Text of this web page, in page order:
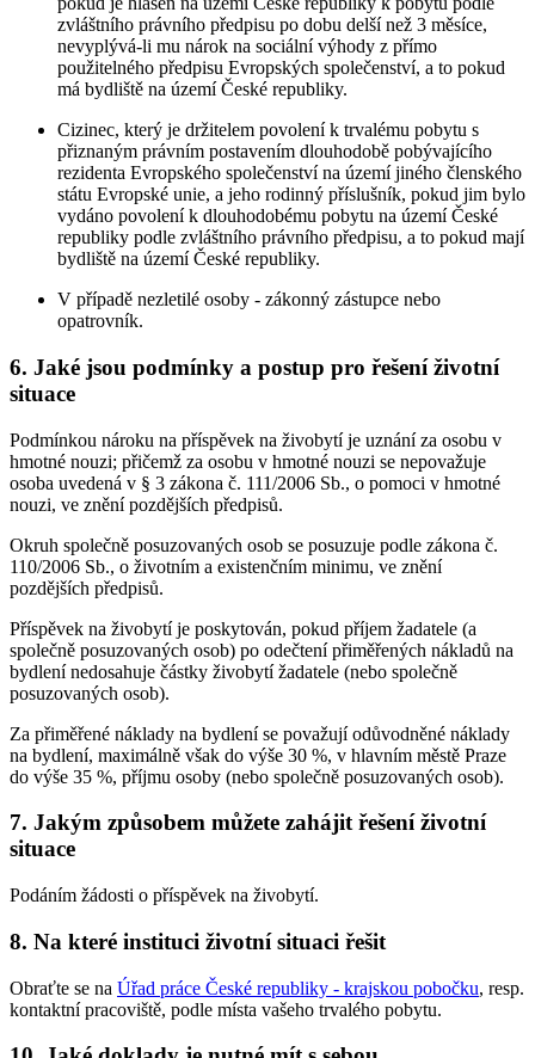
zvláštního právního předpisu po dobu delší než 3 měsíce,
nevyplývá-li mu nárok na sociální výhody z přímo
použitelného předpisu Evropských společenství, a to pokud
má bydliště na území České republiky.
Cizinec, který je držitelem povolení k trvalému pobytu s
přiznaným právním postavením dlouhodobě pobývajícího
rezidenta Evropského společenství na území jiného členského
státu Evropské unie, a jeho rodinný příslušník, pokud jim bylo
vydáno povolení k dlouhodobému pobytu na území České
republiky podle zvláštního právního předpisu, a to pokud mají
bydliště na území České republiky.
V případě nezletilé osoby - zákonný zástupce nebo
opatrovník.
6. Jaké jsou podmínky a postup pro řešení životní
situace
Podmínkou nároku na příspěvek na živobytí je uznání za osobu v
hmotné nouzi; přičemž za osobu v hmotné nouzi se nepovažuje
osoba uvedená v § 3 zákona č. 111/2006 Sb., o pomoci v hmotné
nouzi, ve znění pozdějších předpisů.
Okruh společně posuzovaných osob se posuzuje podle zákona č.
110/2006 Sb., o životním a existenčním minimu, ve znění
pozdějších předpisů.
Příspěvek na živobytí je poskytován, pokud příjem žadatele (a
společně posuzovaných osob) po odečtení přiměřených nákladů na
bydlení nedosahuje částky živobytí žadatele (nebo společně
posuzovaných osob).
Za přiměřené náklady na bydlení se považují odůvodněné náklady
na bydlení, maximálně však do výše 30 %, v hlavním městě Praze
do výše 35 %, příjmu osoby (nebo společně posuzovaných osob).
7. Jakým způsobem můžete zahájit řešení životní
situace
Podáním žádosti o příspěvek na živobytí.
8. Na které instituci životní situaci řešit
Obraťte se na Úřad práce České republiky - krajskou pobočku, resp.
kontaktní pracoviště, podle místa vašeho trvalého pobytu.